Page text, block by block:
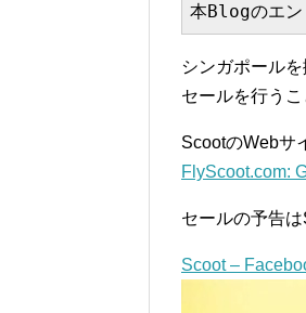
本Blogのエン
シンガポール
セールを行うこ
ScootのWebサ
FlyScoot.com:
セールの予告
Scoot –